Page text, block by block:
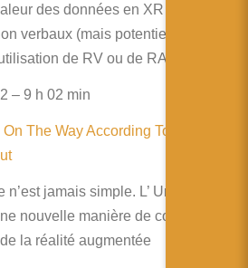
des données en XR et sur la
verbaux (mais potentiellement
de RV ou de RA
– 9 h 02 min
The Way According To
n’est jamais simple. L’ University of
nouvelle manière de concevoir
la réalité augmentée